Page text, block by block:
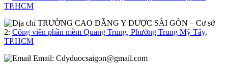
TP.HCM
– Cơ sở
2: Công viên phần mềm Quang Trung, Phường Trung Mỹ Tây,
TP.HCM
Email: Cdyduocsaigon@gmail.com